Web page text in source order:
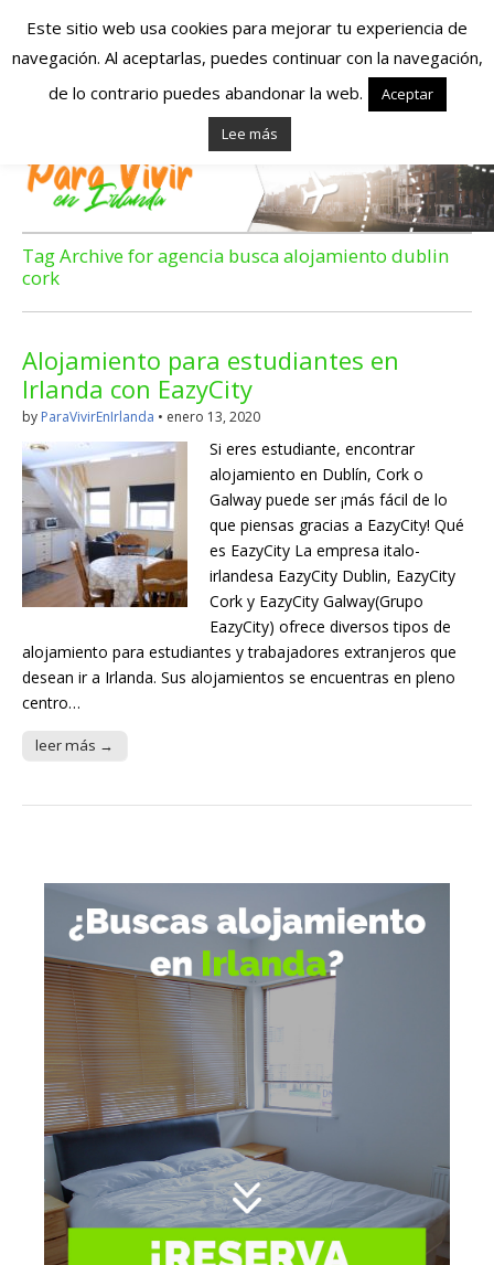
Españoles en
Irlanda – Vivir en
Irlanda – Trabajo
en Irlanda –
Alojamiento en
Irlanda
Blog dedicado a los que viven, estudian y trabajan en
Tag Archive for agencia busca alojamiento dublin
cork
Alojamiento para estudiantes en
Irlanda con EazyCity
by ParaVivirEnIrlanda • enero 13, 2020
Si eres estudiante, encontrar
alojamiento en Dublín, Cork o
Galway puede ser ¡más fácil de lo
que piensas gracias a EazyCity! Qué
es EazyCity La empresa italo-
irlandesa EazyCity Dublin, EazyCity
Cork y EazyCity Galway(Grupo
EazyCity) ofrece diversos tipos de
alojamiento para estudiantes y trabajadores extranjeros que
desean ir a Irlanda. Sus alojamientos se encuentras en pleno
centro…
leer más →
Este sitio web usa cookies para mejorar tu experiencia de
navegación. Al aceptarlas, puedes continuar con la navegación,
de lo contrario puedes abandonar la web.
Aceptar
Lee más